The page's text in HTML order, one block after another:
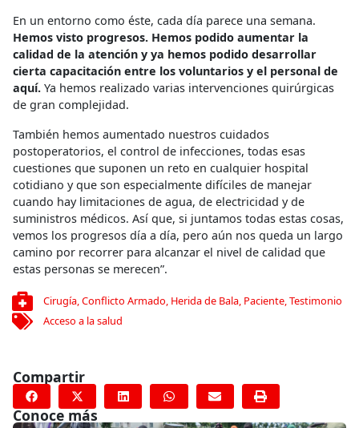
En un entorno como éste, cada día parece una semana.
Hemos visto progresos. Hemos podido aumentar la
calidad de la atención y ya hemos podido desarrollar
cierta capacitación entre los voluntarios y el personal de
aquí. Ya hemos realizado varias intervenciones quirúrgicas
de gran complejidad.
También hemos aumentado nuestros cuidados
postoperatorios, el control de infecciones, todas esas
cuestiones que suponen un reto en cualquier hospital
cotidiano y que son especialmente difíciles de manejar
cuando hay limitaciones de agua, de electricidad y de
suministros médicos. Así que, si juntamos todas estas cosas,
vemos los progresos día a día, pero aún nos queda un largo
camino por recorrer para alcanzar el nivel de calidad que
estas personas se merecen”.
Cirugía,Conflicto Armado, Herida de Bala, Paciente,Testimonio
Acceso a la salud
Compartir
Conoce más